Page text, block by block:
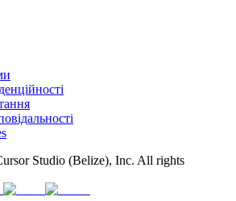
Studio (Belize), Inc. All rights